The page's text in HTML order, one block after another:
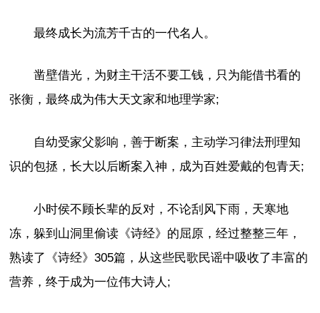
最终成长为流芳千古的一代名人。
凿壁借光，为财主干活不要工钱，只为能借书看的
张衡，最终成为伟大天文家和地理学家;
自幼受家父影响，善于断案，主动学习律法刑理知
识的包拯，长大以后断案入神，成为百姓爱戴的包青天;
小时侯不顾长辈的反对，不论刮风下雨，天寒地
冻，躲到山洞里偷读《诗经》的屈原，经过整整三年，
熟读了《诗经》305篇，从这些民歌民谣中吸收了丰富的
营养，终于成为一位伟大诗人;